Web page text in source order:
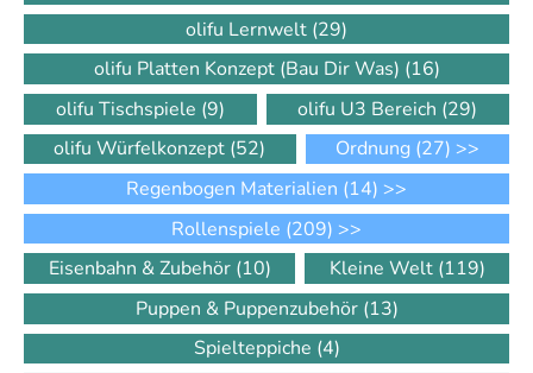
olifu Lernwelt (29)
olifu Platten Konzept (Bau Dir Was) (16)
olifu Tischspiele (9) olifu U3 Bereich (29)
olifu Würfelkonzept (52) Ordnung (27) >>
Regenbogen Materialien (14) >>
Rollenspiele (209) >>
Eisenbahn & Zubehör (10) Kleine Welt (119)
Puppen & Puppenzubehör (13)
Spielteppiche (4)